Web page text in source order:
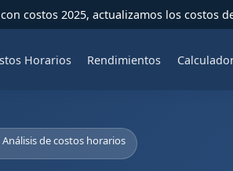
costos 2025, actualizamos los costos
Horarios Rendimientos
Análisis de costos horarios